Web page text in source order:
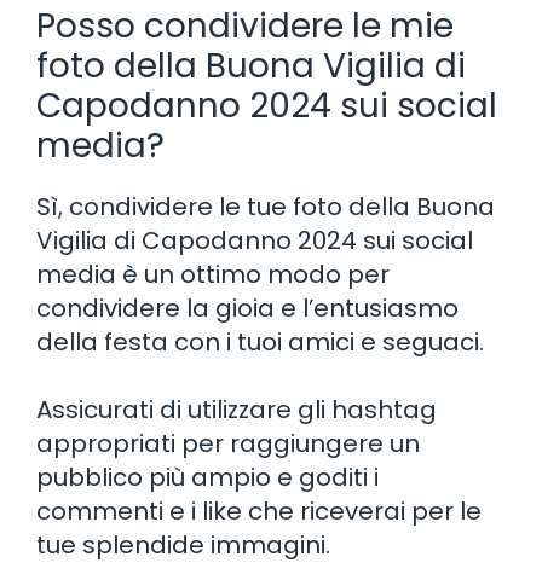
Posso condividere le mie
foto della Buona Vigilia di
Capodanno 2024 sui social
media?
Sì, condividere le tue foto della Buona
Vigilia di Capodanno 2024 sui social
media è un ottimo modo per
condividere la gioia e l’entusiasmo
della festa con i tuoi amici e seguaci.
Assicurati di utilizzare gli hashtag
appropriati per raggiungere un
pubblico più ampio e goditi i
commenti e i like che riceverai per le
tue splendide immagini.